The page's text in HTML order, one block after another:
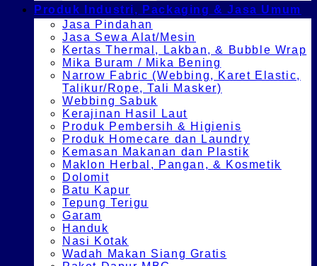
Produk Industri, Packaging & Jasa Umum
Jasa Pindahan
Jasa Sewa Alat/Mesin
Kertas Thermal, Lakban, & Bubble Wrap
Mika Buram / Mika Bening
Narrow Fabric (Webbing, Karet Elastic,
Talikur/Rope, Tali Masker)
Webbing Sabuk
Kerajinan Hasil Laut
Produk Pembersih & Higienis
Produk Homecare dan Laundry
Kemasan Makanan dan Plastik
Maklon Herbal, Pangan, & Kosmetik
Dolomit
Batu Kapur
Tepung Terigu
Garam
Handuk
Nasi Kotak
Wadah Makan Siang Gratis